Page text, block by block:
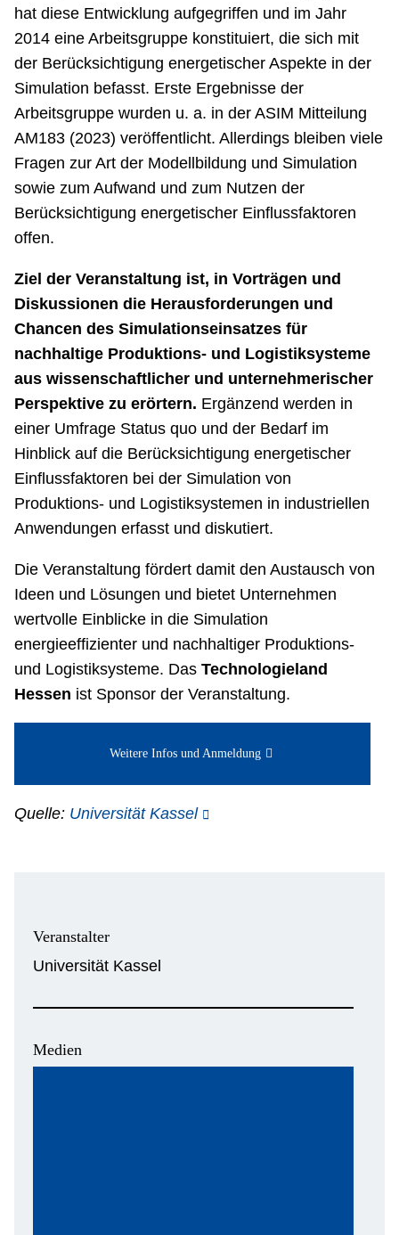
hat diese Entwicklung aufgegriffen und im Jahr
2014 eine Arbeitsgruppe konstituiert, die sich mit
der Berücksichtigung energetischer Aspekte in der
Simulation befasst. Erste Ergebnisse der
Arbeitsgruppe wurden u. a. in der ASIM Mitteilung
AM183 (2023) veröffentlicht. Allerdings bleiben viele
Fragen zur Art der Modellbildung und Simulation
sowie zum Aufwand und zum Nutzen der
Berücksichtigung energetischer Einflussfaktoren
offen.
Ziel der Veranstaltung ist, in Vorträgen und
Diskussionen die Herausforderungen und
Chancen des Simulationseinsatzes für
nachhaltige Produktions- und Logistiksysteme
aus wissenschaftlicher und unternehmerischer
Perspektive zu erörtern. Ergänzend werden in
einer Umfrage Status quo und der Bedarf im
Hinblick auf die Berücksichtigung energetischer
Einflussfaktoren bei der Simulation von
Produktions- und Logistiksystemen in industriellen
Anwendungen erfasst und diskutiert.
Die Veranstaltung fördert damit den Austausch von
Ideen und Lösungen und bietet Unternehmen
wertvolle Einblicke in die Simulation
energieeffizienter und nachhaltiger Produktions-
und Logistiksysteme. Das Technologieland
Hessen ist Sponsor der Veranstaltung.
Weitere Infos und Anmeldung
Quelle: Universität Kassel
Veranstalter
Universität Kassel
Medien